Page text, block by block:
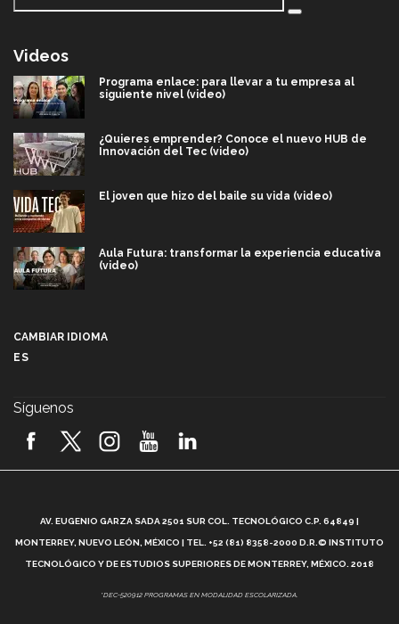
Videos
Programa enlace: para llevar a tu empresa al
siguiente nivel (video)
¿Quieres emprender? Conoce el nuevo HUB de
Innovación del Tec (video)
El joven que hizo del baile su vida (video)
Aula Futura: transformar la experiencia educativa
(video)
2026! (video)
¿Cómo es el Modelo Educativo Tec? (video)
Vida Tec: Feminismo e Inteligencia Artificial, Paola
CAMBIAR IDIOMA
ES
Síguenos
AV. EUGENIO GARZA SADA 2501 SUR COL. TECNOLÓGICO C.P. 64849 |
MONTERREY, NUEVO LEÓN, MÉXICO | TEL. +52 (81) 8358-2000 D.R.© INSTITUTO
TECNOLÓGICO Y DE ESTUDIOS SUPERIORES DE MONTERREY, MÉXICO. 2018
*DEC-520912 PROGRAMAS EN MODALIDAD ESCOLARIZADA.